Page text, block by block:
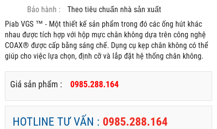
Bảo hành :
Theo tiêu chuẩn nhà sản xuất
Piab VGS ™ - Một thiết kế sản phẩm trong đó các ống hút khác
nhau được tích hợp với hộp mực chân không dựa trên công nghệ
COAX® được cấp bằng sáng chế. Dụng cụ kẹp chân không có thể
giúp cho việc lựa chọn, định cỡ và lắp đặt hệ thống chân không.
Giá sản phẩm : 0985.288.164
HOTLINE TƯ VẤN : 0985.288.164